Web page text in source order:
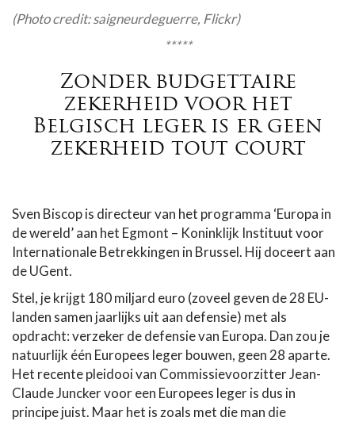
(Photo credit: saigneurdeguerre, Flickr)
*****
Zonder budgettaire
zekerheid voor het
Belgisch leger is er geen
zekerheid tout court
Sven Biscop is directeur van het programma ‘Europa in
de wereld’ aan het Egmont – Koninklijk Instituut voor
Internationale Betrekkingen in Brussel. Hij doceert aan
de UGent.
Stel, je krijgt 180 miljard euro (zoveel geven de 28 EU-
landen samen jaarlijks uit aan defensie) met als
opdracht: verzeker de defensie van Europa. Dan zou je
natuurlijk één Europees leger bouwen, geen 28 aparte.
Het recente pleidooi van Commissievoorzitter Jean-
Claude Juncker voor een Europees leger is dus in
principe juist. Maar het is zoals met die man die